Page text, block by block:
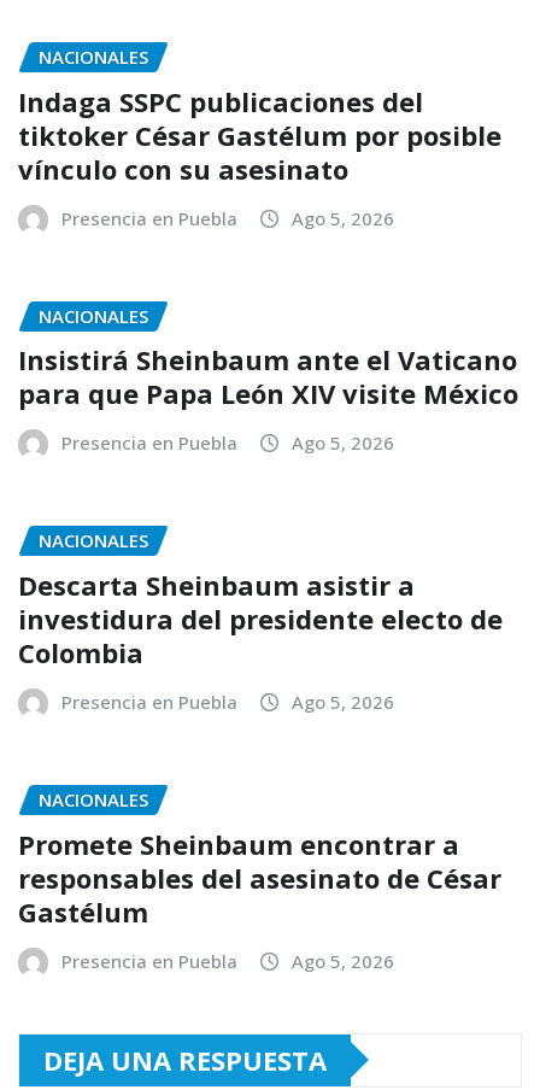
NACIONALES
Indaga SSPC publicaciones del
tiktoker César Gastélum por posible
vínculo con su asesinato
Presencia en Puebla Ago 5, 2026
NACIONALES
Insistirá Sheinbaum ante el Vaticano
para que Papa León XIV visite México
Presencia en Puebla Ago 5, 2026
NACIONALES
Descarta Sheinbaum asistir a
investidura del presidente electo de
Colombia
Presencia en Puebla Ago 5, 2026
NACIONALES
Promete Sheinbaum encontrar a
responsables del asesinato de César
Gastélum
Presencia en Puebla Ago 5, 2026
DEJA UNA RESPUESTA